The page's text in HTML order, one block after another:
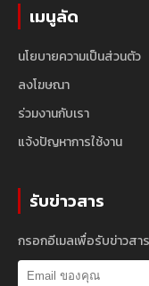
เมนูลัด
นโยบายความเป็นส่วนตัว
ลงโฆษณา
ร่วมงานกับเรา
แจ้งปัญหาการใช้งาน
รับข่าวสาร
กรอกอีเมลเพื่อรับข่าวสาร